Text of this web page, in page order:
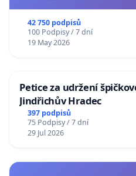
42 750 podpisů
100 Podpisy / 7 dní
19 May 2026
Petice za udržení
Jindřichův Hradec
397 podpisů
75 Podpisy / 7 dní
29 Jul 2026